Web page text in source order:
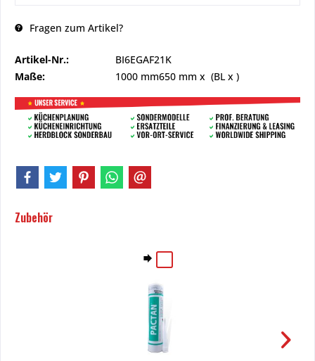
Fragen zum Artikel?
Artikel-Nr.:
BI6EGAF21K
Maße:
1000 mm650 mm x (BL x )
Zubehör